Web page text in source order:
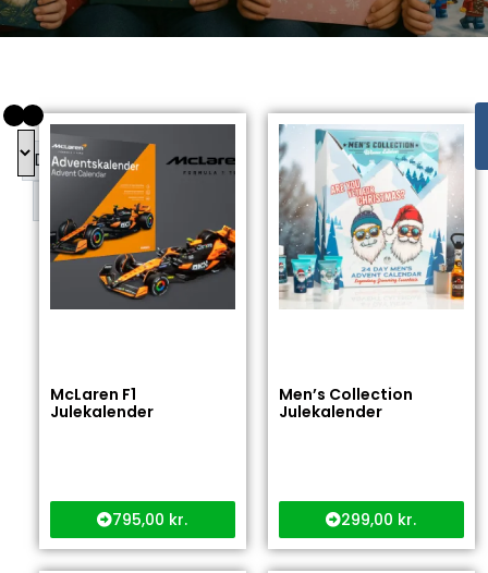
DKK
McLaren F1
Julekalender
795,00 kr.
Men’s Collection
Julekalender
299,00 kr.